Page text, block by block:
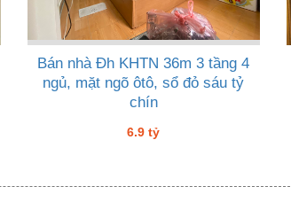
Bán nhà Đh KHTN 36m 3 tầng 4
ngủ, mặt ngõ ôtô, sổ đỏ sáu tỷ
chín
6.9 tỷ